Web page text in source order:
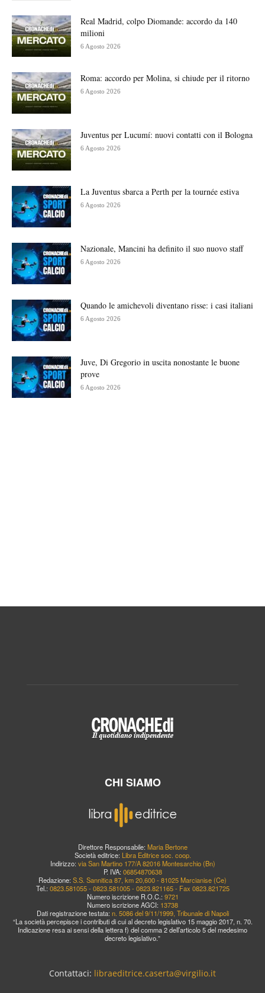
Real Madrid, colpo Diomande: accordo da 140
milioni
6 Agosto 2026
Roma: accordo per Molina, si chiude per il ritorno
6 Agosto 2026
Juventus per Lucumí: nuovi contatti con il Bologna
6 Agosto 2026
La Juventus sbarca a Perth per la tournée estiva
6 Agosto 2026
Nazionale, Mancini ha definito il suo nuovo staff
6 Agosto 2026
Quando le amichevoli diventano risse: i casi italiani
6 Agosto 2026
Juve, Di Gregorio in uscita nonostante le buone
prove
6 Agosto 2026
CHI SIAMO
Direttore Responsabile: Maria Bertone
Società editrice: Libra Editrice soc. coop.
Indirizzo: via San Martino 177/A 82016 Montesarchio (Bn)
P. IVA: 06854870638
Redazione: S.S. Sannitica 87, km 20,600 - 81025 Marcianise (Ce)
Tel.: 0823.581055 - 0823.581005 - 0823.821165 - Fax 0823.821725
Numero iscrizione R.O.C.: 9721
Numero iscrizione AGCI: 13738
Dati registrazione testata: n. 5086 del 9/11/1999, Tribunale di Napoli
“La società percepisce i contributi di cui al decreto legislativo 15 maggio 2017, n. 70.
Indicazione resa ai sensi della lettera f) del comma 2 dell’articolo 5 del medesimo
decreto legislativo.”
Contattaci: libraeditrice.caserta@virgilio.it